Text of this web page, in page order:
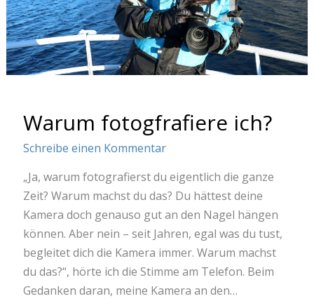
Warum fotogfrafiere ich?
Schreibe einen Kommentar
„Ja, warum fotografierst du eigentlich die ganze
Zeit? Warum machst du das? Du hättest deine
Kamera doch genauso gut an den Nagel hängen
können. Aber nein – seit Jahren, egal was du tust,
begleitet dich die Kamera immer. Warum machst
du das?“, hörte ich die Stimme am Telefon. Beim
Gedanken daran, meine Kamera an den…